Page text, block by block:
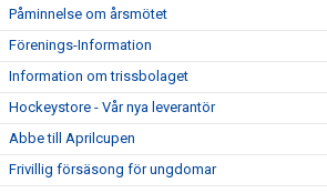
Påminnelse om årsmötet
Förenings-Information
Information om trissbolaget
Hockeystore - Vår nya leverantör
Abbe till Aprilcupen
Frivillig försäsong för ungdomar